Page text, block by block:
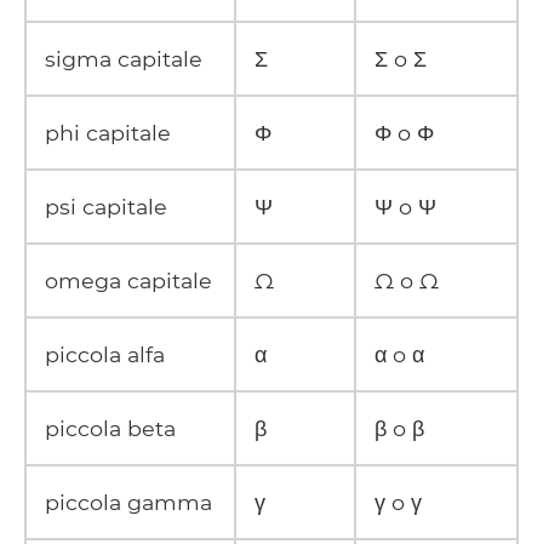
sigma capitale Σ Σ o Σ
phi capitale Φ Φ o Φ
psi capitale Ψ Ψ o Ψ
omega capitale Ω Ω o Ω
piccola alfa α α o α
piccola beta β β o β
piccola gamma γ γ o γ